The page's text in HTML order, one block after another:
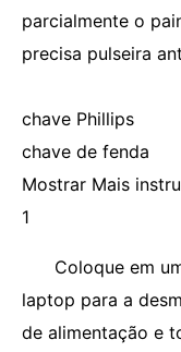
parcialmente o
precisa pulseira
chave Phillips
chave de fenda
Mostrar Mais
1
Coloque em
laptop para a
de alimentação e